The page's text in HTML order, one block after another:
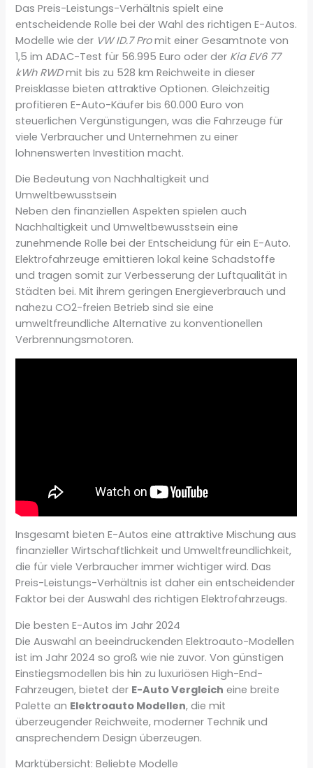
Das Preis-Leistungs-Verhältnis spielt eine
entscheidende Rolle bei der Wahl des richtigen E-Autos.
Modelle wie der VW ID.7 Promit einer Gesamtnote von
1,5 im ADAC-Test für 56.995 Euro oder der Kia EV6 77
kWh RWDmit bis zu 528 km Reichweite in dieser
Preisklasse bieten attraktive Optionen. Gleichzeitig
profitieren E-Auto-Käufer bis 60.000 Euro von
steuerlichen Vergünstigungen, was die Fahrzeuge für
viele Verbraucher und Unternehmen zu einer
lohnenswerten Investition macht.
Die Bedeutung von Nachhaltigkeit und
Umweltbewusstsein
Neben den finanziellen Aspekten spielen auch
Nachhaltigkeit und Umweltbewusstsein eine
zunehmende Rolle bei der Entscheidung für ein E-Auto.
Elektrofahrzeuge emittieren lokal keine Schadstoffe
und tragen somit zur Verbesserung der Luftqualität in
Städten bei. Mit ihrem geringen Energieverbrauch und
nahezu CO2-freien Betrieb sind sie eine
umweltfreundliche Alternative zu konventionellen
Verbrennungsmotoren.
Insgesamt bieten E-Autos eine attraktive Mischung aus
finanzieller Wirtschaftlichkeit und Umweltfreundlichkeit,
die für viele Verbraucher immer wichtiger wird. Das
Preis-Leistungs-Verhältnis ist daher ein entscheidender
Faktor bei der Auswahl des richtigen Elektrofahrzeugs.
Die besten E-Autos im Jahr 2024
Die Auswahl an beeindruckenden Elektroauto-Modellen
ist im Jahr 2024 so groß wie nie zuvor. Von günstigen
Einstiegsmodellen bis hin zu luxuriösen High-End-
Fahrzeugen, bietet der E-Auto Vergleich eine breite
Palette an Elektroauto Modellen, die mit
überzeugender Reichweite, moderner Technik und
ansprechendem Design überzeugen.
Marktübersicht: Beliebte Modelle